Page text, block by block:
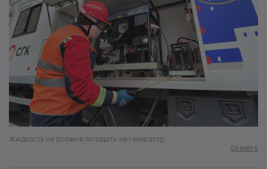
Жидкость не должна попадать на генератор
Скачать